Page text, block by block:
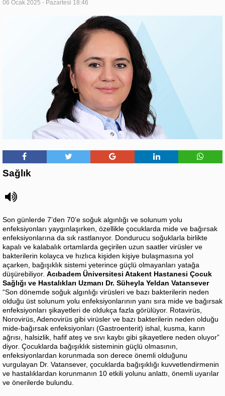
06 Ocak 2025 - Pazartesi 18:46
Sağlık
Son günlerde 7’den 70’e soğuk algınlığı ve solunum yolu
enfeksiyonları yaygınlaşırken, özellikle çocuklarda mide ve bağırsak
enfeksiyonlarına da sık rastlanıyor. Dondurucu soğuklarla birlikte
kapalı ve kalabalık ortamlarda geçirilen uzun saatler virüsler ve
bakterilerin kolayca ve hızlıca kişiden kişiye bulaşmasına yol
açarken, bağışıklık sistemi yeterince güçlü olmayanları yatağa
düşürebiliyor. Acıbadem Üniversitesi Atakent Hastanesi Çocuk
Sağlığı ve Hastalıkları Uzmanı Dr. Süheyla Yeldan Vatansever
“Son dönemde soğuk algınlığı virüsleri ve bazı bakterilerin neden
olduğu üst solunum yolu enfeksiyonlarının yanı sıra mide ve bağırsak
enfeksiyonları şikayetleri de oldukça fazla görülüyor. Rotavirüs,
Norovirüs, Adenovirüs gibi virüsler ve bazı bakterilerin neden olduğu
mide-bağırsak enfeksiyonları (Gastroenterit) ishal, kusma, karın
ağrısı, halsizlik, hafif ateş ve sıvı kaybı gibi şikayetlere neden oluyor”
diyor. Çocuklarda bağışıklık sisteminin güçlü olmasının,
enfeksiyonlardan korunmada son derece önemli olduğunu
vurgulayan Dr. Vatansever, çocuklarda bağışıklığı kuvvetlendirmenin
ve hastalıklardan korunmanın 10 etkili yolunu anlattı, önemli uyarılar
ve önerilerde bulundu.